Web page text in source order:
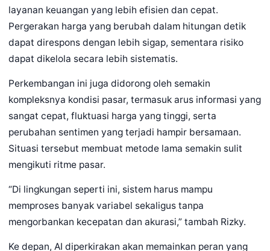
layanan keuangan yang lebih efisien dan cepat.
Pergerakan harga yang berubah dalam hitungan detik
dapat direspons dengan lebih sigap, sementara risiko
dapat dikelola secara lebih sistematis.
Perkembangan ini juga didorong oleh semakin
kompleksnya kondisi pasar, termasuk arus informasi yang
sangat cepat, fluktuasi harga yang tinggi, serta
perubahan sentimen yang terjadi hampir bersamaan.
Situasi tersebut membuat metode lama semakin sulit
mengikuti ritme pasar.
“Di lingkungan seperti ini, sistem harus mampu
memproses banyak variabel sekaligus tanpa
mengorbankan kecepatan dan akurasi,” tambah Rizky.
Ke depan, AI diperkirakan akan memainkan peran yang